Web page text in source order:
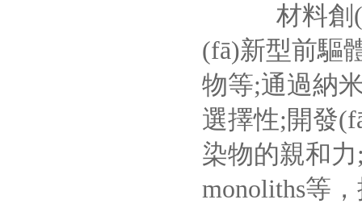
材料創
(fā)新型前驅
物等;通過納
選擇性;開發
染物的親和
monoliths等